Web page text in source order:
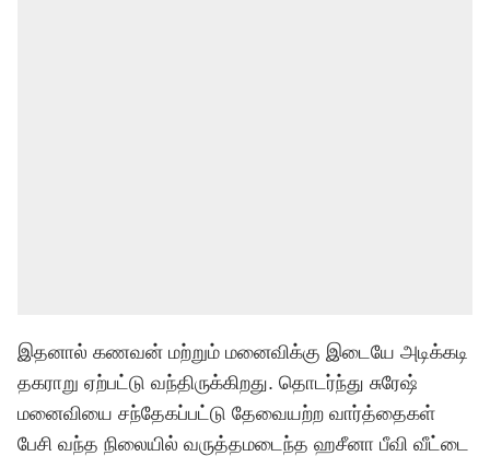
இதனால் கணவன் மற்றும் மனைவிக்கு இடையே அடிக்கடி
தகராறு ஏற்பட்டு வந்திருக்கிறது. தொடர்ந்து சுரேஷ்
மனைவியை சந்தேகப்பட்டு தேவையற்ற வார்த்தைகள்
பேசி வந்த நிலையில் வருத்தமடைந்த ஹசீனா பீவி வீட்டை